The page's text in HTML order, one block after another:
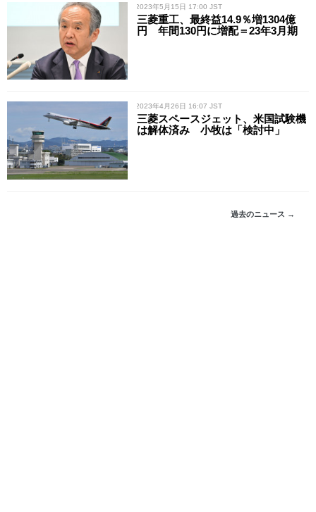
/ 2023年5月15日 17:00 JST
三菱重工、最終益14.9％増1304億
円 年間130円に増配＝23年3月期
/ 2023年4月26日 16:07 JST
三菱スペースジェット、米国試験機
は解体済み 小牧は「検討中」
過去のニュース →